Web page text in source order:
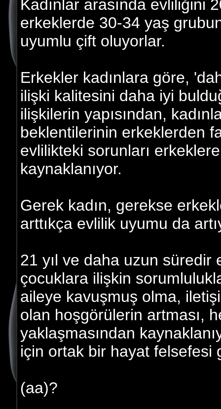
Kadınlar arasında evliliğini
erkeklerde 30-34 yaş
uyumlu çift oluyorlar.
Erkekler kadınlara göre,
ilişki kalitesini daha iyi
ilişkilerin yapısından,
beklentilerinin erkeklerden
evlilikteki sorunları
kaynaklanıyor.
Gerek kadın, gerekse
arttıkça evlilik uyumu da
21 yıl ve daha uzun süredir
çocuklara ilişkin
aileye kavuşmuş olma,
olan hoşgörülerin artması,
yaklaşmasından
için ortak bir hayat felsefesi
(aa)?